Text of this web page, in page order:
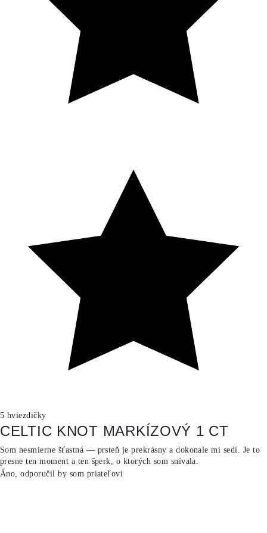
5 hviezdičky
CELTIC KNOT MARKÍZOVÝ 1 CT
Som nesmierne šťastná — prsteň je prekrásny a dokonale mi sedí. Je to
presne ten moment a ten šperk, o ktorých som snívala.
Áno, odporučil by som priateľovi